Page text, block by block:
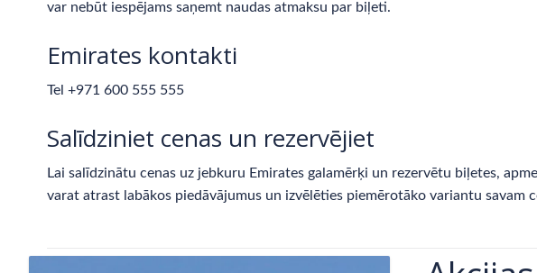
var nebūt iespējams saņemt naudas atmaksu par biļeti.
Emirates kontakti
Tel +971 600 555 555
Salīdziniet cenas un rezervējiet
Lai salīdzinātu cenas uz jebkuru Emirates galamērķi un rezervētu biļetes,
varat atrast labākos piedāvājumus un izvēlēties piemērotāko variantu savam